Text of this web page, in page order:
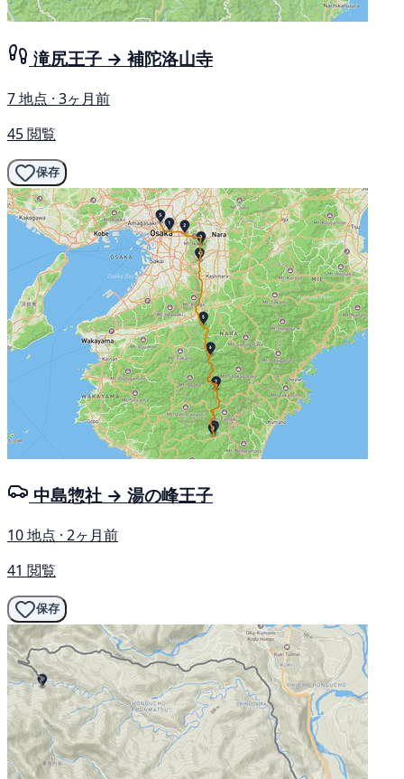
滝尻王子 → 補陀洛山寺
7 地点 · 3ヶ月前
45 閲覧
保存
中島惣社 → 湯の峰王子
10 地点 · 2ヶ月前
41 閲覧
保存